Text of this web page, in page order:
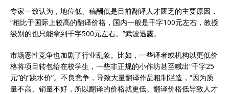
专家一致认为，地位低、稿酬低是目前翻译人才匮乏的主要原因，
“相比于国际上较高的翻译价格，国内一般是千字100元左右，教授
级别的也只能拿到千字500元左右。”武波透露。
市场恶性竞争也加剧了行业乱象。比如，一些译者或机构以更低价
格将项目转包给在校学生，一些非正规的小作坊甚至喊出“千字25
元”的“跳水价”。不良竞争，导致大量翻译作品粗制滥造，“因为质
量不高、销量不好，所以翻译的价格就更低。翻译价格低导致人才